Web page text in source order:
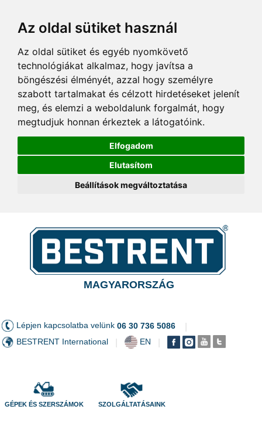
Az oldal sütiket használ
Az oldal sütiket és egyéb nyomkövető
technológiákat alkalmaz, hogy javítsa a
böngészési élményét, azzal hogy személyre
szabott tartalmakat és célzott hirdetéseket jelenít
meg, és elemzi a weboldalunk forgalmát, hogy
megtudjuk honnan érkeztek a látogatóink.
Elfogadom
Elutasítom
Beállítások megváltoztatása
MAGYARORSZÁG
Lépjen kapcsolatba velünk 06 30 736 5086
BESTRENT International EN
GÉPEK ÉS SZERSZÁMOK SZOLGÁLTATÁSAINK